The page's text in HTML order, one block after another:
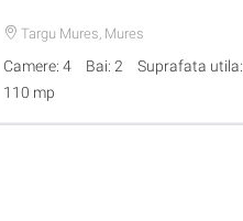
Targu Mures, Mures
Camere: 4 Bai: 2
Suprafata utila:
110 mp